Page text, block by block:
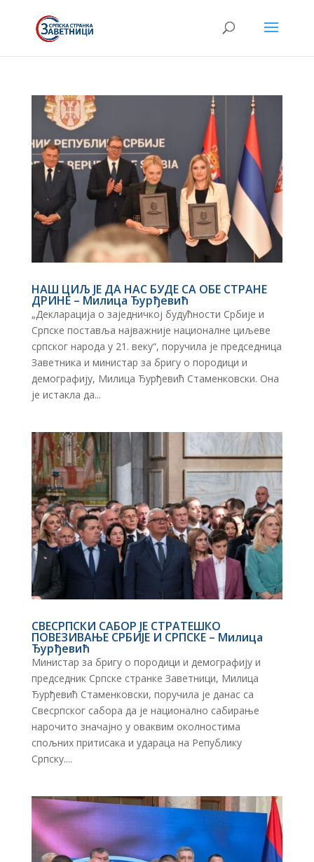
НАШ ЦИЉ ЈЕ ДА НАС БУДЕ СА ОБЕ СТРАНЕ
ДРИНЕ – Милица Ђурђевић
„Декларација о заједничкој будућности Србије и
Српске поставља најважније националне циљеве
српског народа у 21. веку“, поручила је председница
Заветника и министар за бригу о породици и
демографију, Милица Ђурђевић Стаменковски. Она
је истакла да...
СВЕСРПСКИ САБОР ЈЕ СТРАТЕШКО
ПОВЕЗИВАЊЕ СРБИЈЕ И СРПСКЕ – Милица
Ђурђевић
Министар за бригу о породици и демографију и
председник Српске странке Заветници, Милица
Ђурђевић Стаменковски, поручила је данас са
Свесрпског сабора да је национално сабирање
нарочито значајно у оваквим околностима
спољних притисака и удараца на Републику
Српску....